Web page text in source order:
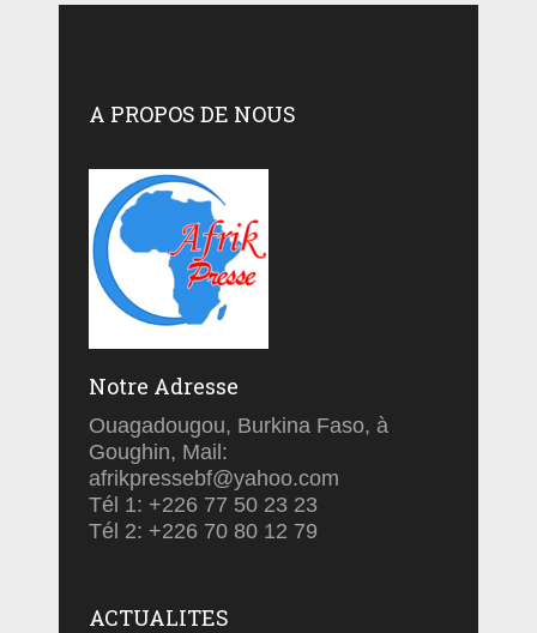
A PROPOS DE NOUS
Notre Adresse
Ouagadougou, Burkina Faso, à
Goughin, Mail:
afrikpressebf@yahoo.com
Tél 1: +226 77 50 23 23
Tél 2: +226 70 80 12 79
ACTUALITES